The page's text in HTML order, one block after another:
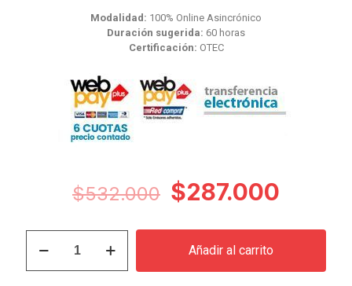
Modalidad: 100% Online Asincrónico
Duración sugerida: 60 horas
Certificación: OTEC
$532.000 El
original
era:
$287.000
actual
Manejo
Añadir al carrito